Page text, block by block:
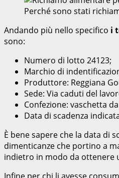
Perché sono stati
Andando più nello specifico i
sono:
Numero di lotto 24123;
Marchio di
Produttore: Reggiana
Sede: Via caduti del
Confezione: vaschetta
Data di scadenza
È bene sapere che la data di
dimenticanze che portino a
indietro in modo da ottenere